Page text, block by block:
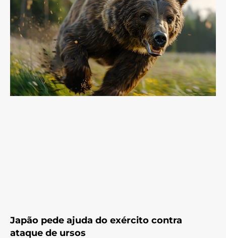
Japão pede ajuda do exército contra
ataque de ursos